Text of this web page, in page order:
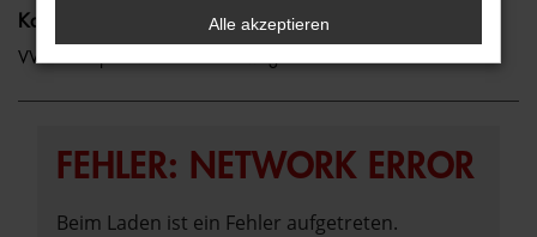
Kategorie
VW Golf Sportsvan Gebrauchtwagen Berlin
FEHLER: NETWORK ERROR
Beim Laden ist ein Fehler aufgetreten.
Alle akzeptieren